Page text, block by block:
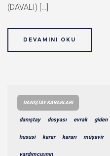
(DAVALI) […]
DEVAMINI OKU
DANIŞTAY KARARLARI
danıştay dosyası evrak giden
hususi karar kararı müşavir
yardımcısının